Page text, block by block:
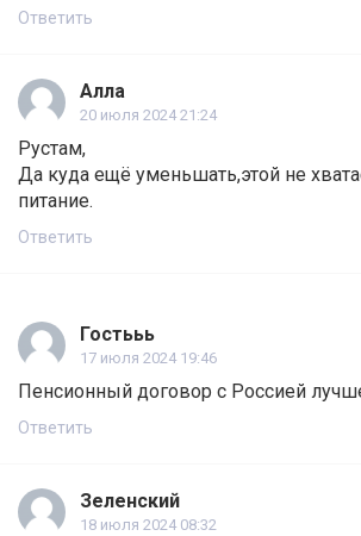
Ответить
Алла
20 июля 2024 21:24
Рустам,
Да куда ещё уменьшать,этой не
питание.
Ответить
Гостььь
17 июля 2024 19:46
Пенсионный договор с Россией
Ответить
Зеленский
18 июля 2024 08:32